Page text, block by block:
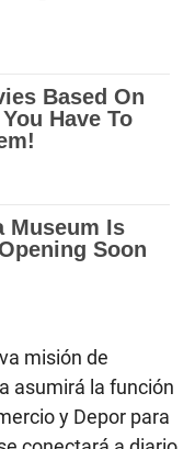
misión de
asumirá la función
y Depor para